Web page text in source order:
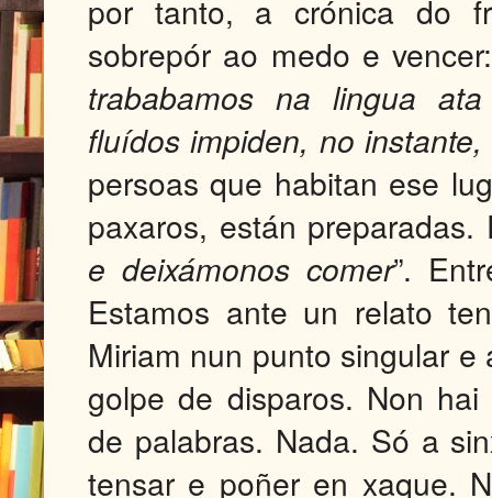
por tanto, a crónica do
sobrepór ao medo e
trababamos na lingua
fluídos impiden, no
persoas que habitan ese
paxaros, están preparadas.
e deixámonos comer”.
Estamos ante un relato
Miriam nun punto singular
golpe de disparos. Non hai
de palabras. Nada. Só a
tensar e poñer en xaque.